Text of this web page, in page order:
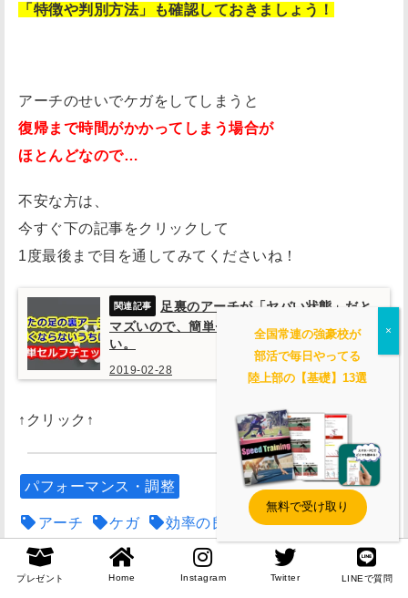
「特徴や判別方法」も確認しておきましょう！
アーチのせいでケガをしてしまうと
復帰まで時間がかかってしまう場合が
ほとんどなので…
不安な方は、
今すぐ下の記事をクリックして
1度最後まで目を通してみてくださいね！
足裏のアーチが「ヤバい状態」だと
マズいので、簡単セルフチェックしてくださ
い。
2019-02-28
↑クリック↑
パフォーマンス・調整
アーチ ケガ 効率の良い 反発
プレゼント Home Instagram Twitter LINEで質問
全国常連の強豪校が
部活で毎日やってる
陸上部の【基礎】13選
無料で受け取り